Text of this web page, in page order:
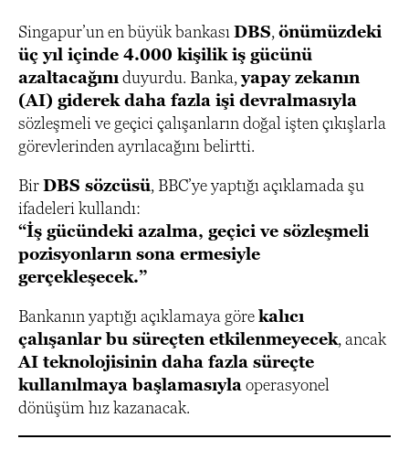
Singapur’un en büyük bankası DBS, önümüzdeki
üç yıl içinde 4.000 kişilik iş gücünü
azaltacağını duyurdu. Banka,yapay zekanın
(AI) giderek daha fazla işi devralmasıyla
sözleşmeli ve geçici çalışanların doğal işten çıkışlarla
görevlerinden ayrılacağını belirtti.
BirDBS sözcüsü, BBC’ye yaptığı açıklamada şu
ifadeleri kullandı:
“İş gücündeki azalma, geçici ve sözleşmeli
pozisyonların sona ermesiyle
gerçekleşecek.”
Bankanın yaptığı açıklamaya görekalıcı
çalışanlar bu süreçten etkilenmeyecek, ancak
AI teknolojisinin daha fazla süreçte
kullanılmaya başlamasıyla operasyonel
dönüşüm hız kazanacak.